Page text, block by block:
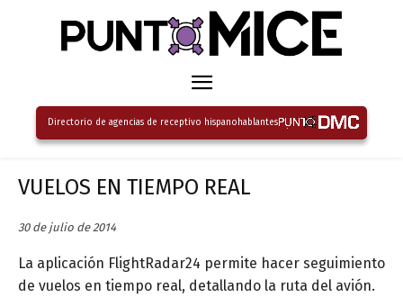
Directorio de agencias de receptivo hispanohablantes
VUELOS EN TIEMPO REAL
30 de julio de 2014
La aplicación FlightRadar24 permite hacer seguimiento
de vuelos en tiempo real, detallando la ruta del avión.